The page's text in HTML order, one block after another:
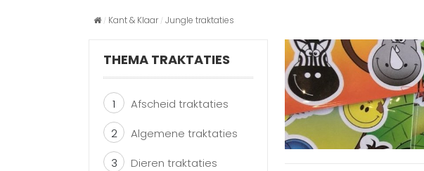
Kant & Klaar Jungle traktaties
THEMA TRAKTATIES
1
Afscheid traktaties
2
Algemene traktaties
3
Dieren traktaties